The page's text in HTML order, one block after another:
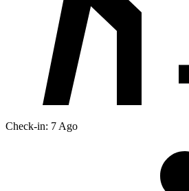
Check-in: 7 Ago